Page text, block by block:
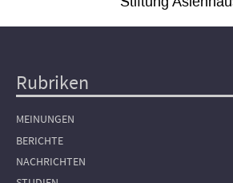
Hauptnavigation
Rubriken
MEINUNGEN
BERICHTE
NACHRICHTEN